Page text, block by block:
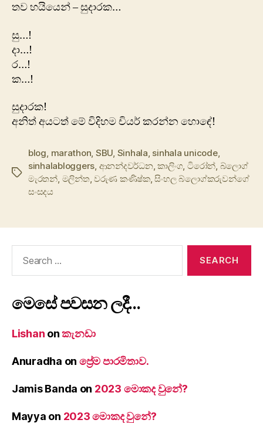
තව හයියෙන් – සුදාරක…
සු…!
දා…!
ර…!
ක…!
සුදාරක!
අනිත් අයටත් මේ විදිහම චියර් කරන්න හොඳේ!
Tags
blog, marathon, SBU, Sinhala, sinhala unicode,
sinhalabloggers, ආනන්දවර්ධන,කාලිංග, ටිරෝන්, බ්ලොග්
මැරතන්, මලින්ත, වරුණ කණිෂ්ක,සිංහල බ්ලොග්කරුවන්ගේ
සංසදය
මෙසේ පවසන ලදී…
Lishan onකැනඩා
Anuradha on ප්‍රේම පාරමිතාව.
Jamis Banda on 2023 මොකද වුනේ?
Mayya on 2023 මොකද වුනේ?